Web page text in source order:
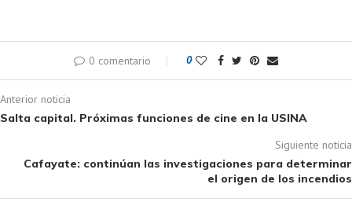
0 comentario 0
Anterior noticia
Salta capital. Próximas funciones de cine en la USINA
Siguiente noticia
Cafayate: continúan las investigaciones para determinar
el origen de los incendios